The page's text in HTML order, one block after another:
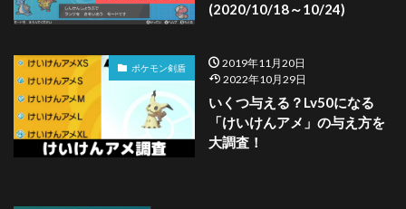
(2020/10/18～10/24)
ポケモン剣盾
2019年11月20日
2022年10月29日
いくつ与える？Lv50になる
「けいけんアメ」の与え方を
大調査！